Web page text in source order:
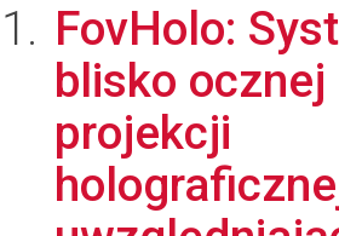
FovHolo:
blisko ocznej
projekcji